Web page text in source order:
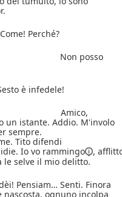
Come! Perché?
Non posso
è infedele!
Amico,
un istante. Addio. M'involo
sempre.
Tito difendi
Io vo rammingo ,
le selve il mio delitto.
Pensiam… Senti. Finora
nascosta, ognuno incolpa